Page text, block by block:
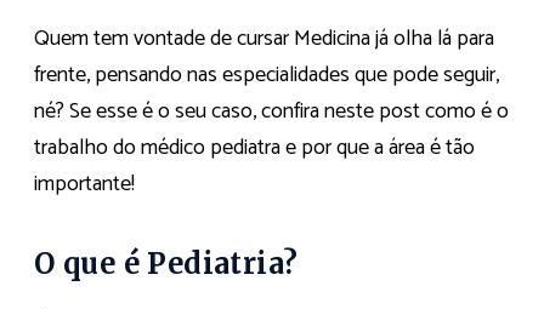
Quem tem vontade de cursar Medicina já olha lá para
frente, pensando nas especialidades que pode seguir,
né? Se esse é o seu caso, confira neste post como é o
trabalho do médico pediatra e por que a área é tão
importante!
O que é Pediatria?